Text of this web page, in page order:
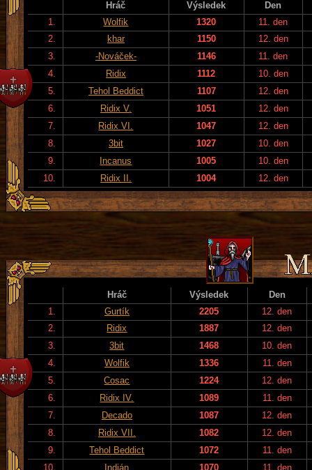
Hráč Výsledek
Den
1.
Wolfik 1320
11. den
2.
khar 1150
12. den
3.
-Nováček- 1146
11. den
4.
Ridix 1112
10. den
5.
Tehol Beddict 1107
12. den
6.
Ridix V. 1051
12. den
7.
Ridix VI. 1047
12. den
8.
3bit 1027
10. den
9.
Incanus 1005
10. den
10.
Ridix II. 1004 12. den
Hráč Výsledek
Den
1.
Gurtík 2205
12. den
2.
Ridix 1887
12. den
3.
3bit 1468
10. den
4.
Wolfik 1336
11. den
5.
Cosac 1224
12. den
6.
Ridix IV. 1089
11. den
7.
Decado 1087
12. den
8.
Ridix VII. 1082
12. den
9.
Tehol Beddict 1072
11. den
10.
Indián 1070 11. den